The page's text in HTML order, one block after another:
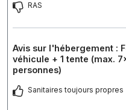
RAS
Avis sur l'hébergement :
véhicule + 1 tente (max.
personnes)
Sanitaires toujours propres